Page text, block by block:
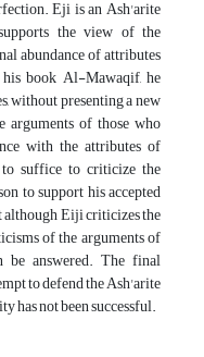
Eji is an Ash'arite
the view of the
abundance of attributes
book Al-Mawaqif, he
without presenting a new
of those who
with the attributes of
suffice to criticize the
to support his accepted
Eiji criticizes the
of the arguments of
answered. The final
to defend the Ash'arite
has not been successful.